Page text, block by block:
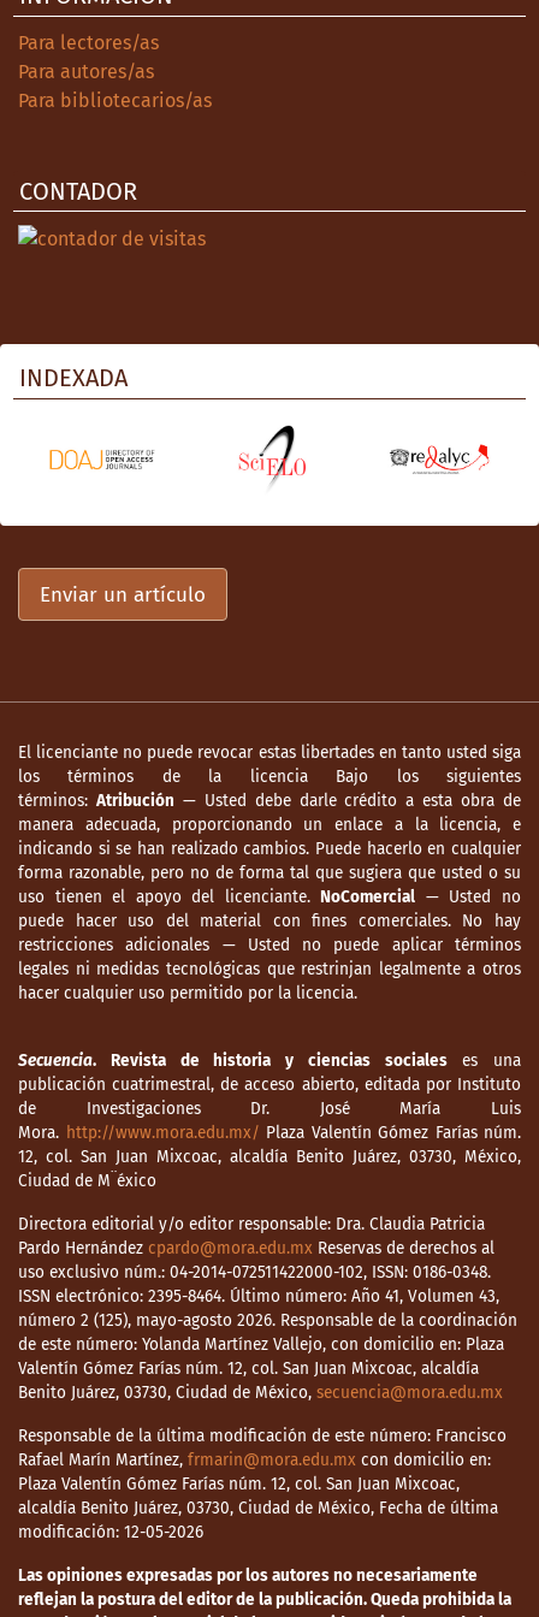
Para lectores/as
Para autores/as
Para bibliotecarios/as
CONTADOR
INDEXADA
Enviar un artículo
El licenciante no puede revocar estas libertades en tanto usted siga
los términos de la licencia Bajo los siguientes
términos: Atribución — Usted debe darle crédito a esta obra de
manera adecuada, proporcionando un enlace a la licencia, e
indicando si se han realizado cambios. Puede hacerlo en cualquier
forma razonable, pero no de forma tal que sugiera que usted o su
uso tienen el apoyo del licenciante.NoComercial — Usted no
puede hacer uso del material con fines comerciales. No hay
restricciones adicionales — Usted no puede aplicar términos
legales ni medidas tecnológicas que restrinjan legalmente a otros
hacer cualquier uso permitido por la licencia.
Secuencia. Revista de historia y ciencias socialeses una
publicación cuatrimestral, de acceso abierto, editada por Instituto
de Investigaciones Dr. José María Luis
Mora. http://www.mora.edu.mx/ Plaza Valentín Gómez Farías núm.
12, col. San Juan Mixcoac, alcaldía Benito Juárez, 03730, México,
Ciudad de M¨éxico
Directora editorial y/o editor responsable: Dra. Claudia Patricia
Pardo Hernández cpardo@mora.edu.mx Reservas de derechos al
uso exclusivo núm.: 04-2014-072511422000-102, ISSN: 0186-0348.
ISSN electrónico: 2395-8464. Último número: Año 41, Volumen 43,
número 2 (125), mayo-agosto 2026. Responsable de la coordinación
de este número: Yolanda Martínez Vallejo, con domicilio en: Plaza
Valentín Gómez Farías núm. 12, col. San Juan Mixcoac, alcaldía
Benito Juárez, 03730, Ciudad de México, secuencia@mora.edu.mx
Responsable de la última modificación de este número: Francisco
Rafael Marín Martínez, frmarin@mora.edu.mx con domicilio en:
Plaza Valentín Gómez Farías núm. 12, col. San Juan Mixcoac,
alcaldía Benito Juárez, 03730, Ciudad de México, Fecha de última
modificación: 12-05-2026
Las opiniones expresadas por los autores no necesariamente
reflejan la postura del editor de la publicación. Queda prohibida la